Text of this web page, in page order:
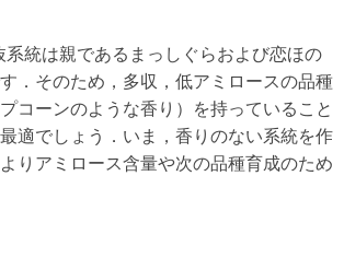
統は親であるまっしぐらおよび恋ほの
．そのため，多収，低アミロースの品種
コーンのような香り）を持っていること
適でしょう．いま，香りのない系統を作
りアミロース含量や次の品種育成のため